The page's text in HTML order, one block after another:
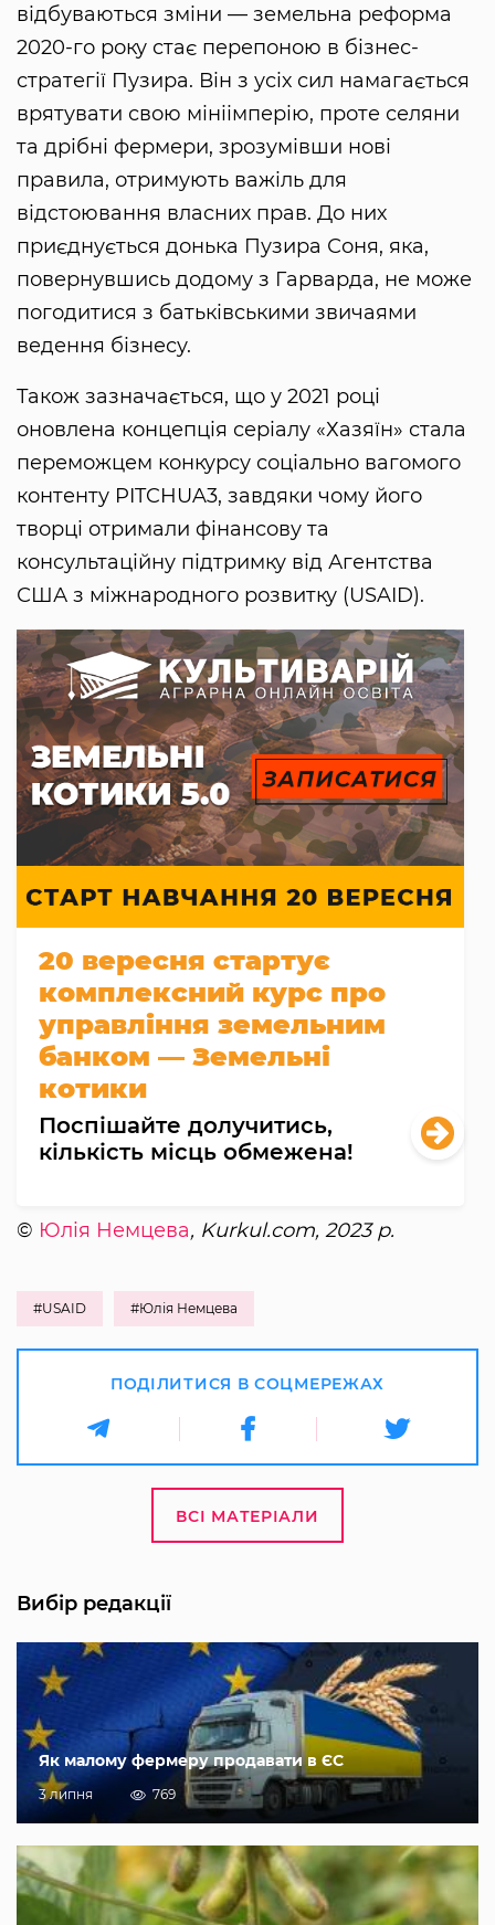
відбуваються зміни — земельна реформа
2020-го року стає перепоною в бізнес-
стратегії Пузира. Він з усіх сил намагається
врятувати свою мініімперію, проте селяни
та дрібні фермери, зрозумівши нові
правила, отримують важіль для
відстоювання власних прав. До них
приєднується донька Пузира Соня, яка,
повернувшись додому з Гарварда, не може
погодитися з батьківськими звичаями
ведення бізнесу.
Також зазначається, що у 2021 році
оновлена концепція серіалу «Хазяїн» стала
переможцем конкурсу соціально вагомого
контенту PITCHUA3, завдяки чому його
творці отримали фінансову та
консультаційну підтримку від Агентства
США з міжнародного розвитку (USAID).
20 вересня стартує
комплексний курс про
управління земельним
банком — Земельні
котики
Поспішайте долучитись,
кількість місць обмежена!
© Юлія Немцева, Kurkul.com, 2023 р.
#USAID #Юлія Немцева
ПОДІЛИТИСЯ В СОЦМЕРЕЖАХ
ВСІ МАТЕРІАЛИ
Вибір редакції
Як малому фермеру продавати в ЄС
3 липня 769